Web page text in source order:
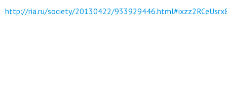
http://ria.ru/society/20130422/